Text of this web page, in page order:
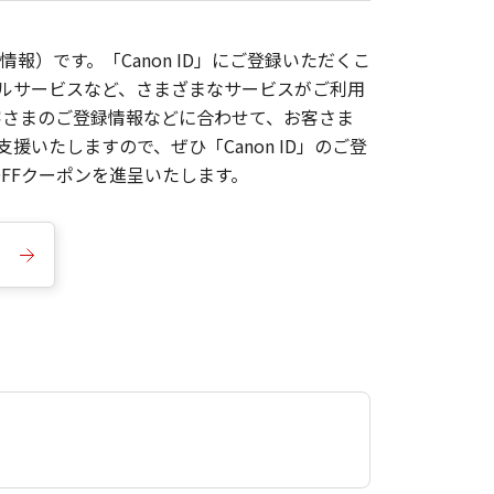
報）です。「Canon ID」にご登録いただくこ
サービスなど、さまざまなサービスがご利用
まのご登録情報などに合わせて、お客さま
いたしますので、ぜひ「Canon ID」のご登
クーポンを進呈いたします。